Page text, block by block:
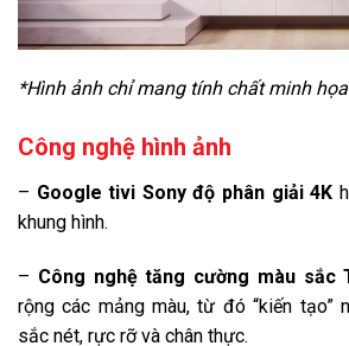
Galaxy Play (Fim+)
VTVcab ON
VieON
Micro tích hợp trên TV điều khiển giọng nói
(mua thêm camera)
Công nghệ âm thanh
*Hình ảnh chỉ mang tính chất minh họa
Công nghệ hình ảnh
– Google tivi Sony độ phân giải 4K
khung hình.
– Công nghệ tăng cường màu sắc
rộng các mảng màu, từ đó “kiến tạo”
sắc nét, rực rỡ và chân thực.